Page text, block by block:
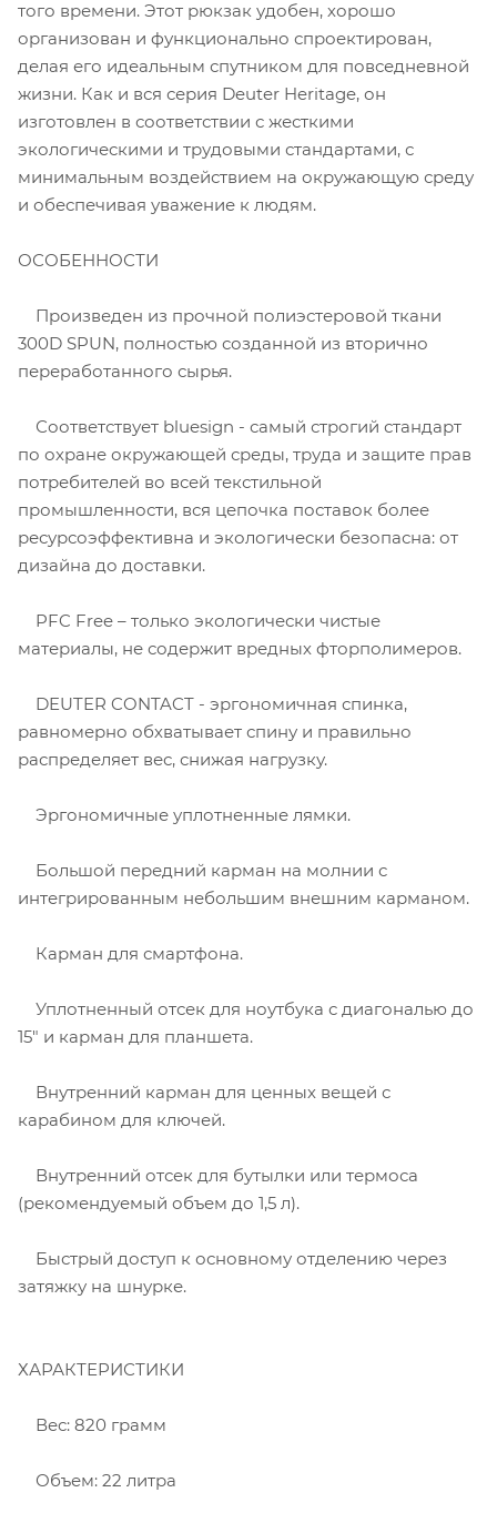
того времени. Этот рюкзак удобен, хорошо
организован и функционально спроектирован,
делая его идеальным спутником для повседневной
жизни. Как и вся серия Deuter Heritage, он
изготовлен в соответствии с жесткими
экологическими и трудовыми стандартами, с
минимальным воздействием на окружающую среду
и обеспечивая уважение к людям.
ОСОБЕННОСТИ
Произведен из прочной полиэстеровой ткани
300D SPUN, полностью созданной из вторично
переработанного сырья.
Соответствует bluesign - самый строгий стандарт
по охране окружающей среды, труда и защите прав
потребителей во всей текстильной
промышленности, вся цепочка поставок более
ресурсоэффективна и экологически безопасна: от
дизайна до доставки.
PFC Free – только экологически чистые
материалы, не содержит вредных фторполимеров.
DEUTER CONTACT - эргономичная спинка,
равномерно обхватывает спину и правильно
распределяет вес, снижая нагрузку.
Эргономичные уплотненные лямки.
Большой передний карман на молнии с
интегрированным небольшим внешним карманом.
Карман для смартфона.
Уплотненный отсек для ноутбука с диагональю до
15" и карман для планшета.
Внутренний карман для ценных вещей с
карабином для ключей.
Внутренний отсек для бутылки или термоса
(рекомендуемый объем до 1,5 л).
Быстрый доступ к основному отделению через
затяжку на шнурке.
ХАРАКТЕРИСТИКИ
Вес: 820 грамм
Объем: 22 литра